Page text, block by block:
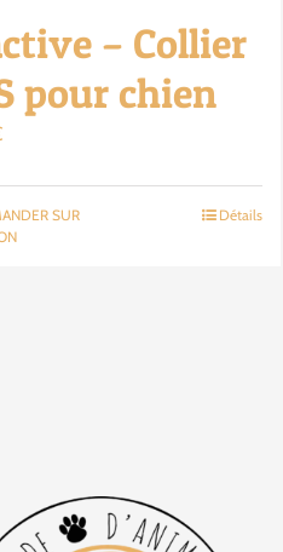
– Collier
pour chien
SUR
Détails